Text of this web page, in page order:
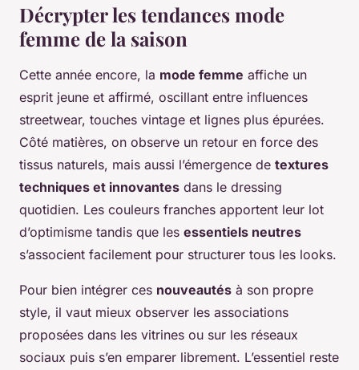
Décrypter les tendances mode
femme de la saison
Cette année encore, la mode femme affiche un
esprit jeune et affirmé, oscillant entre influences
streetwear, touches vintage et lignes plus épurées.
Côté matières, on observe un retour en force des
tissus naturels, mais aussi l’émergence de textures
techniques et innovantes dans le dressing
quotidien. Les couleurs franches apportent leur lot
d’optimisme tandis que les essentiels neutres
s’associent facilement pour structurer tous les looks.
Pour bien intégrer ces nouveautés à son propre
style, il vaut mieux observer les associations
proposées dans les vitrines ou sur les réseaux
sociaux puis s’en emparer librement. L’essentiel reste